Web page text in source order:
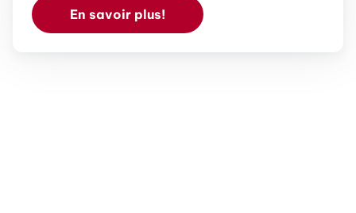
En savoir plus!